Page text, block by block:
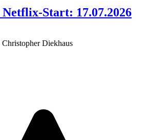
Netflix-Start: 17.07.2026
Christopher Diekhaus